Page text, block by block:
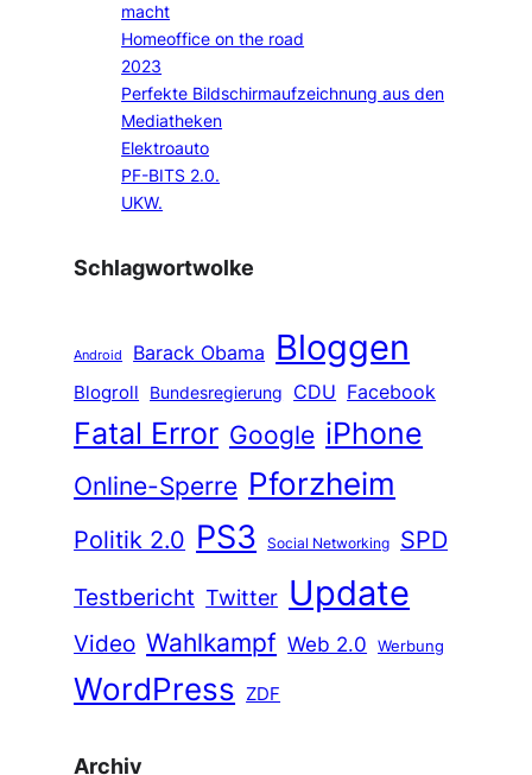
macht
Homeoffice on the road
2023
Perfekte Bildschirmaufzeichnung aus den
Mediatheken
Elektroauto
PF-BITS 2.0.
UKW.
Schlagwortwolke
Android Barack Obama Bloggen
Blogroll Bundesregierung CDU Facebook
Fatal Error Google iPhone
Online-Sperre Pforzheim
Politik 2.0 PS3 Social Networking
SPD
Testbericht Twitter Update
Video Wahlkampf Web 2.0 Werbung
WordPress ZDF
Archiv